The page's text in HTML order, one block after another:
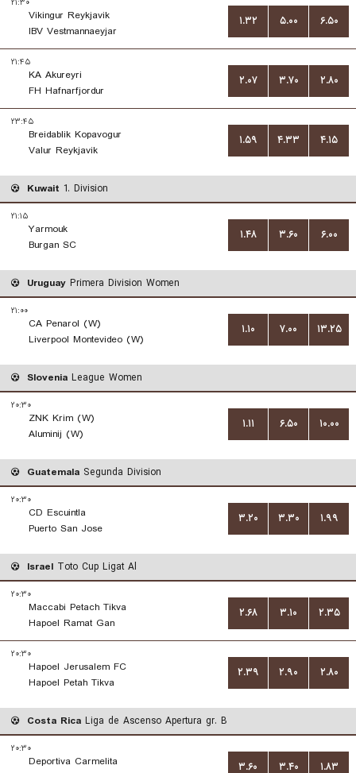
Vikingur Reykjavik
IBV Vestmannaeyjar
۱.۳۲ ۵.۰۰ ۶.۵۰
۲۱:۴۵
KA Akureyri
FH Hafnarfjordur
۲.۰۷ ۳.۷۰ ۲.۸۰
۲۳:۴۵
Breidablik Kopavogur
Valur Reykjavik
۱.۵۹ ۴.۳۳ ۴.۱۵
Kuwait 1. Division
۲۱:۱۵
Yarmouk
Burgan SC
۱.۴۸ ۳.۶۰ ۶.۰۰
Uruguay Primera Division Women
۲۱:۰۰
CA Penarol (W)
Liverpool Montevideo (W)
۱.۱۰ ۷.۰۰ ۱۳.۲۵
Slovenia League Women
۲۰:۳۰
ZNK Krim (W)
Aluminij (W)
۱.۱۱ ۶.۵۰ ۱۰.۰۰
Guatemala Segunda Division
۲۰:۳۰
CD Escuintla
Puerto San Jose
۳.۲۰ ۳.۳۰ ۱.۹۹
Israel Toto Cup Ligat Al
۲۰:۳۰
Maccabi Petach Tikva
Hapoel Ramat Gan
۲.۶۸ ۳.۱۰ ۲.۳۵
۲۰:۳۰
Hapoel Jerusalem FC
Hapoel Petah Tikva
۲.۳۹ ۲.۹۰ ۲.۸۰
Costa Rica Liga de Ascenso Apertura gr. B
۲۰:۳۰
Deportiva Carmelita
۳.۶۰ ۳.۴۰ ۱.۸۳